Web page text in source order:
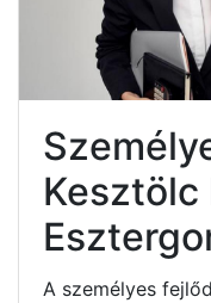
Kesztölc
A személyes